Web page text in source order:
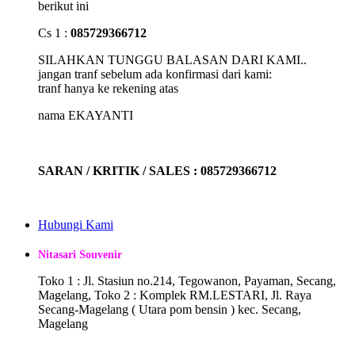
berikut ini
Cs 1 : 085729366712
SILAHKAN TUNGGU BALASAN DARI KAMI..
jangan tranf sebelum ada konfirmasi dari kami:
tranf hanya ke rekening atas
nama EKAYANTI
SARAN / KRITIK / SALES : 085729366712
Hubungi Kami
Nitasari Souvenir
Toko 1 : Jl. Stasiun no.214, Tegowanon, Payaman, Secang,
Magelang, Toko 2 : Komplek RM.LESTARI, Jl. Raya
Secang-Magelang ( Utara pom bensin ) kec. Secang,
Magelang